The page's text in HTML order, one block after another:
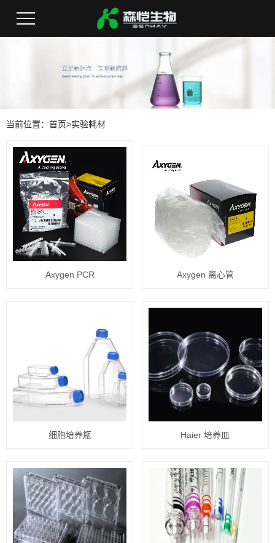
当前位置： 首页>实验耗材
Axygen PCR Axygen 离心管
细胞培养瓶 Haier 培养皿